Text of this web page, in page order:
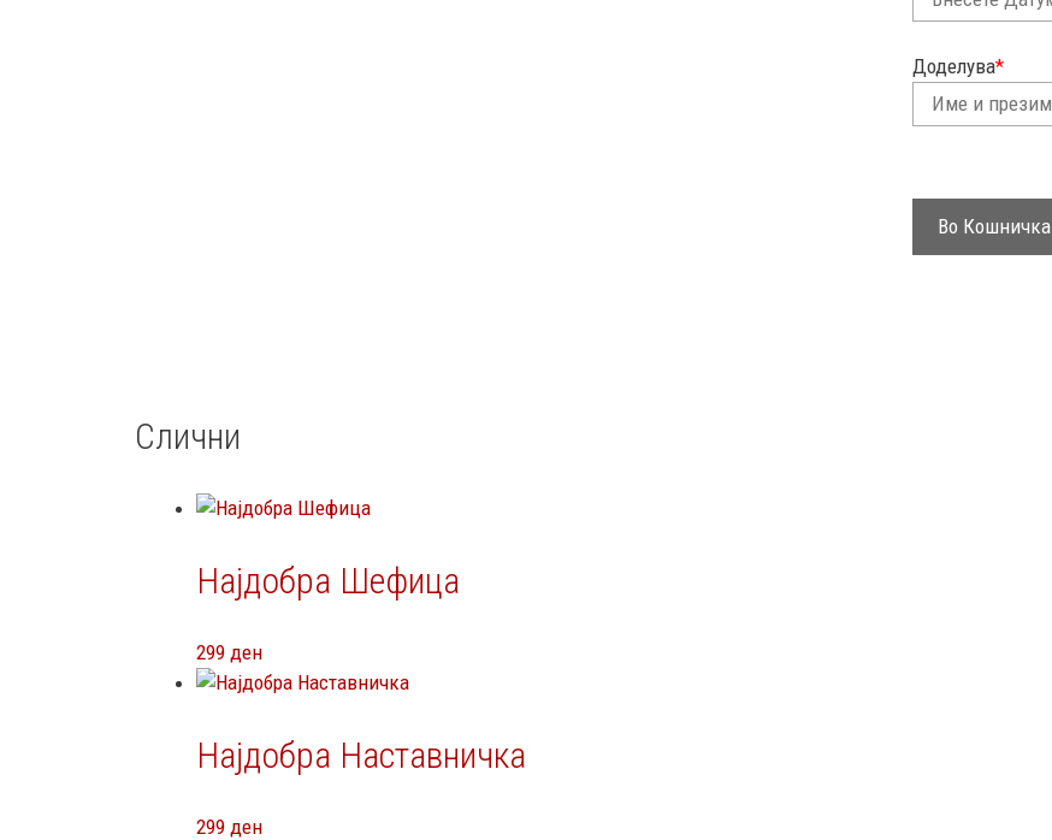
Доделува*
Во Кошничка
Слични
Најдобра Шефица
299 ден
Најдобра Наставничка
299 ден